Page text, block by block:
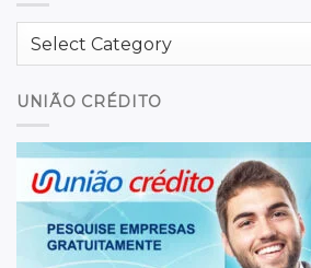
UNIÃO CRÉDITO